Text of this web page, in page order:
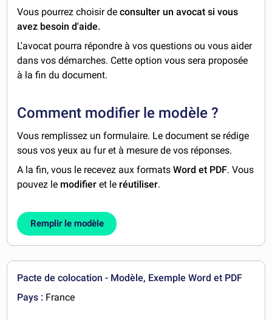
Vous pourrez choisir deconsulter un avocat si vous
avez besoin d'aide.
L'avocat pourra répondre à vos questions ou vous aider
dans vos démarches. Cette option vous sera proposée
à la fin du document.
Comment modifier le modèle ?
Vous remplissez un formulaire. Le document se rédige
sous vos yeux au fur et à mesure de vos réponses.
A la fin, vous le recevez aux formatsWord et PDF. Vous
pouvez le modifier et le réutiliser.
Remplir le modèle
Pacte de colocation - Modèle, Exemple Word et PDF
Pays : France